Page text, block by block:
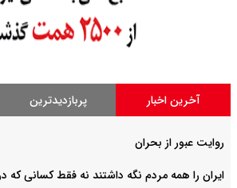
آخرین اخبار پربازدیدترین
روایت عبور از بحران
ایران را همه مردم نگه داشتند نه فقط کسانی که